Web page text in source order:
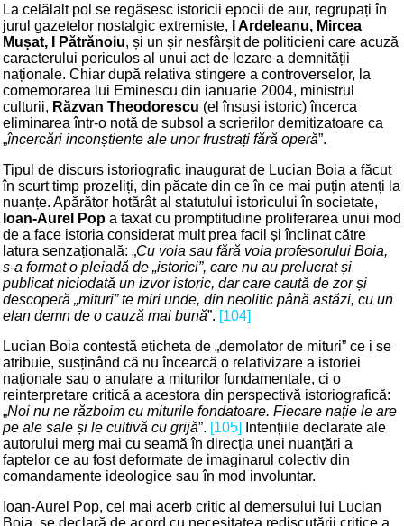
La celălalt pol se regăsesc istoricii epocii de aur, regrupați în
jurul gazetelor nostalgic extremiste,
I Ardeleanu, Mircea
Mușat, I Pătrănoiu, și un șir nesfârșit de politicieni care acuză
caracterului periculos al unui act de lezare a demnității
naționale. Chiar după relativa stingere a controverselor, la
comemorarea lui Eminescu din ianuarie 2004, ministrul
culturii, Răzvan Theodorescu (el însuși istoric) încerca
eliminarea într-o notă de subsol a scrierilor demitizatoare ca
„încercări inconștiente ale unor frustrați fără operă”.
Tipul de discurs istoriografic inaugurat de Lucian Boia a făcut
în scurt timp prozeliți, din păcate din ce în ce mai puțin atenți la
nuanțe. Apărător hotărât al statutului istoricului în societate,
Ioan-Aurel Pop a taxat cu promptitudine proliferarea unui mod
de a face istoria considerat mult prea facil și înclinat către
latura senzațională: „Cu voia sau fără voia profesorului Boia,
s-a format o pleiadă de „istorici”, care nu au prelucrat și
publicat niciodată un izvor istoric, dar care caută de zor și
descoperă „mituri” te miri unde, din neolitic până astăzi, cu un
elan demn de o cauză mai bună”. [104]
Lucian Boia contestă eticheta de „demolator de mituri” ce i se
atribuie, susținând că nu încearcă o relativizare a istoriei
naționale sau o anulare a miturilor fundamentale, ci o
reinterpretare critică a acestora din perspectivă istoriografică:
„Noi nu ne războim cu miturile fondatoare. Fiecare nație le are
pe ale sale și le cultivă cu grijă”. [105]
Intențiile declarate ale
autorului merg mai cu seamă în direcția unei nuanțări a
faptelor ce au fost deformate de imaginarul colectiv din
comandamente ideologice sau în mod involuntar.
Ioan-Aurel Pop, cel mai acerb critic al demersului lui Lucian
Boia, se declară de acord cu necesitatea rediscutării critice a